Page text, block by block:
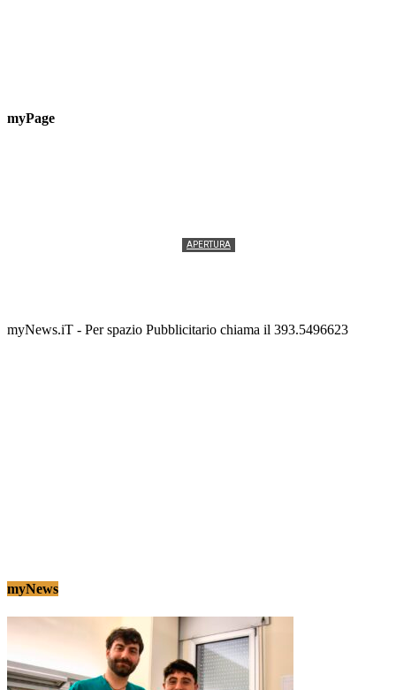
myPage
APERTURA
myNews.iT - Per spazio Pubblicitario chiama il 393.5496623
myNews